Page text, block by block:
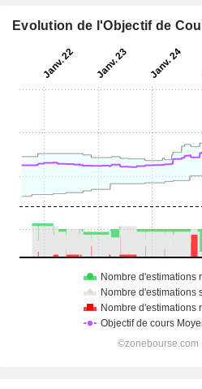
Evolution de l'Objectif de